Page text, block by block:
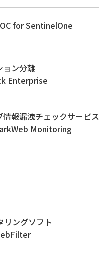
for SentinelOne
ョン分離
Enterprise
情報漏洩チェックサービス
Monitoring
リングソフト